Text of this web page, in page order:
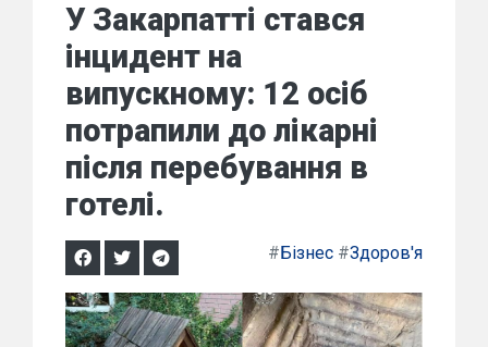
У Закарпатті стався
інцидент на
випускному: 12 осіб
потрапили до лікарні
після перебування в
готелі.
#Бізнес #Здоров'я